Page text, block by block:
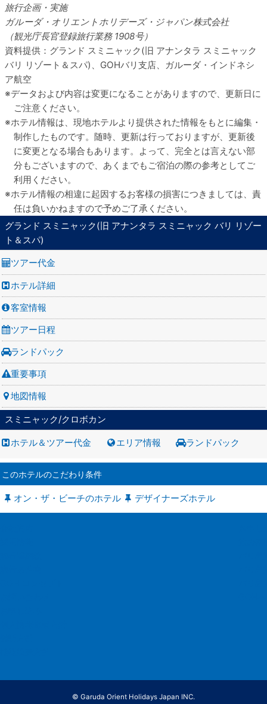
旅行企画・実施
ガルーダ・オリエントホリデーズ・ジャパン株式会社
（観光庁長官登録旅行業務 1908号）
資料提供：グランド スミニャック(旧 アナンタラ スミニャック
バリ リゾート＆スパ)、GOHバリ支店、ガルーダ・インドネシ
ア航空
データおよび内容は変更になることがありますので、更新日に
ご注意ください。
ホテル情報は、現地ホテルより提供された情報をもとに編集・
制作したものです。随時、更新は行っておりますが、更新後
に変更となる場合もあります。よって、完全とは言えない部
分もございますので、あくまでもご宿泊の際の参考としてご
利用ください。
ホテル情報の相違に起因するお客様の損害につきましては、責
任は負いかねますので予めご了承ください。
グランド スミニャック(旧 アナンタラ スミニャック バリ リゾー
ト＆スパ)
ツアー代金
ホテル詳細
客室情報
ツアー日程
ランドパック
重要事項
地図情報
スミニャック/クロボカン
ホテル＆ツアー代金 エリア情報 ランドパック
このホテルのこだわり条件
オン・ザ・ビーチのホテル デザイナーズホテル
© Garuda Orient Holidays Japan INC.